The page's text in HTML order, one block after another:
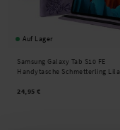
Auf Lager
Samsung Galaxy Tab S10 FE
Handytasche Schmetterling Lila
24,95 €